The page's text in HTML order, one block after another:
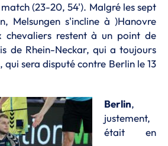
(23-20, 54'). Malgré les sept
Melsungen s'incline à )Hanovre
chevaliers restent à un point de
de Rhein-Neckar, qui a toujours
sera disputé contre Berlin le 13
Berlin,
justement,
était en